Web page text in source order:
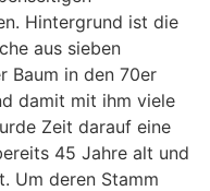
Hintergrund ist die
aus sieben
Baum in den 70er
damit mit ihm viele
Zeit darauf eine
45 Jahre alt und
Um deren Stamm